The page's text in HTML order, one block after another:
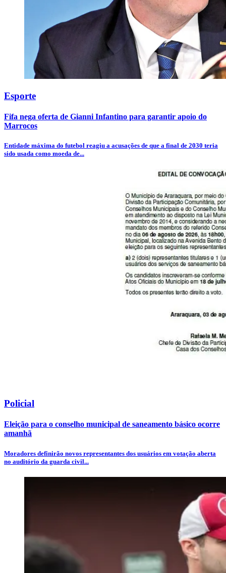
Esporte
Fifa nega oferta de Gianni Infantino para garantir apoio do
Marrocos
Entidade máxima do futebol reagiu a acusações de que a final de 2030 teria
sido usada como moeda de...
Policial
Eleição para o conselho municipal de saneamento básico ocorre
amanhã
Moradores definirão novos representantes dos usuários em votação aberta
no auditório da guarda civil...